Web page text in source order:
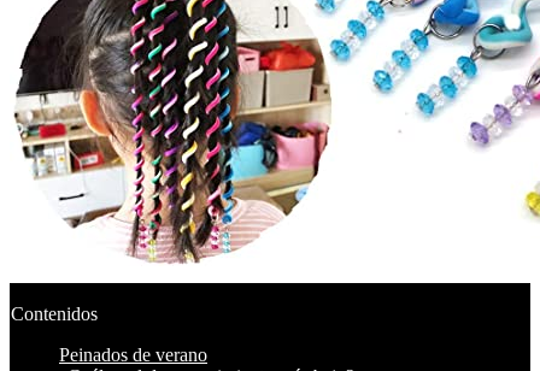
Contenidos
Peinados de verano